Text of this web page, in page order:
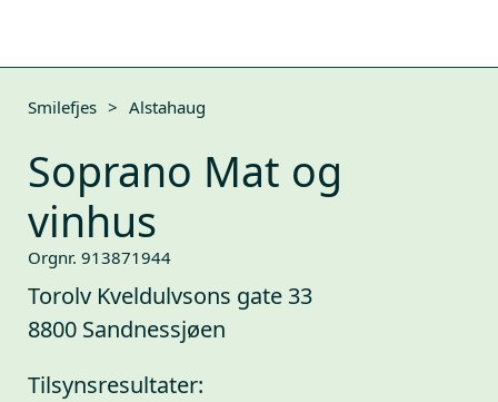
Smilefjes > Alstahaug
Soprano Mat og
vinhus
Orgnr. 913871944
Torolv Kveldulvsons gate 33
8800 Sandnessjøen
Tilsynsresultater: